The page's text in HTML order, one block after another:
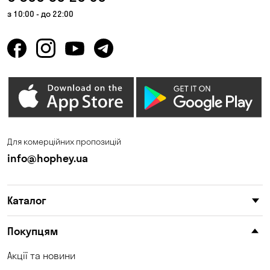
з 10:00 - до 22:00
Для комерційних пропозицій
info@hophey.ua
Каталог
Покупцям
Акції та новини